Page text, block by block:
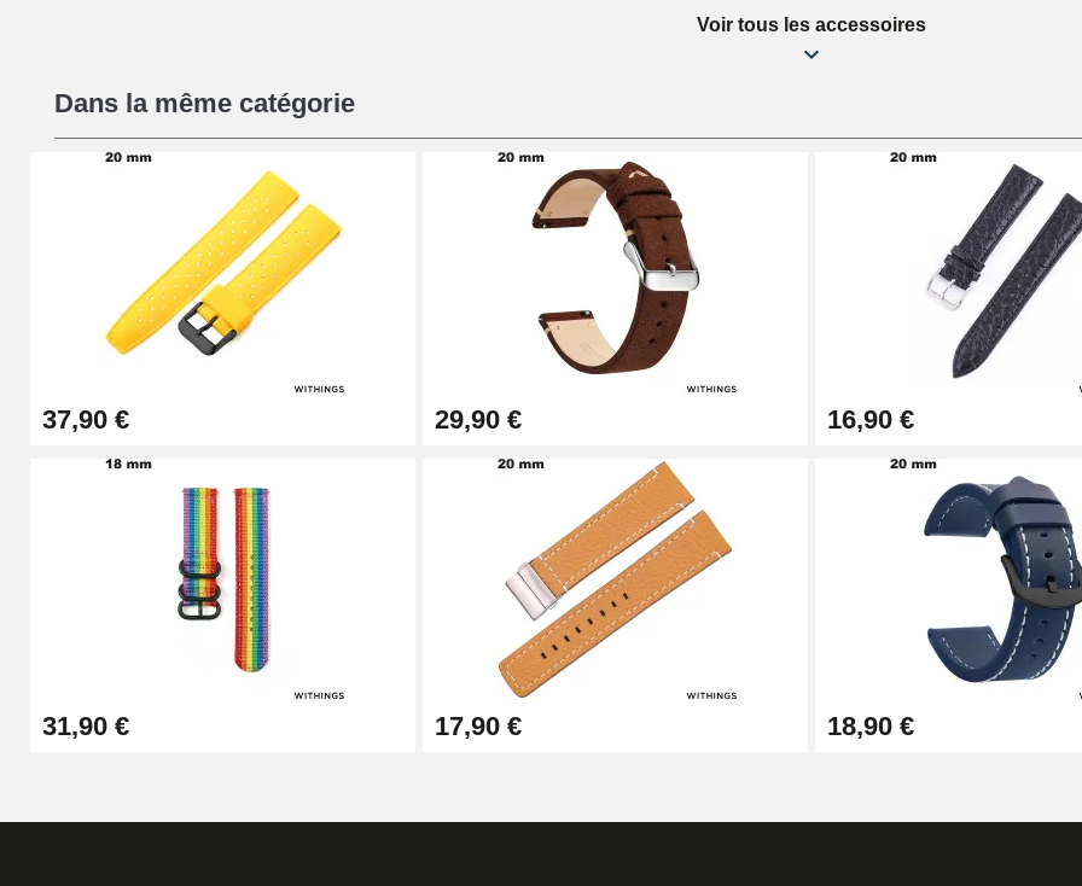
16,90 €
Pied à Coulisse Numérique
9,90 €
Pince à Poinçonner (pince trou)
57,42 €
Pince Trou pour Bracelet de Montre
10,90 €
Kit Horlogerie Débutant
26,90 €
Boîte Pompe Bracelet Montre - Diamètre 1,50 mm - 8 à 25 mm
Voir tous les accessoires
Dans la même catégorie
37,90 € 29,90 € 16,90 €
31,90 € 17,90 € 18,90 €